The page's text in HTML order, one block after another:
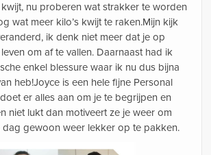
nu proberen wat strakker te worden
wat meer kilo’s kwijt te raken.Mijn kijk
ik denk niet meer dat je op
om af te vallen. Daarnaast had ik
enkel blessure waar ik nu dus bijna
heb!Joyce is een hele fijne Personal
er alles aan om je te begrijpen en
niet lukt dan motiveert ze je weer om
dag gewoon weer lekker op te pakken.